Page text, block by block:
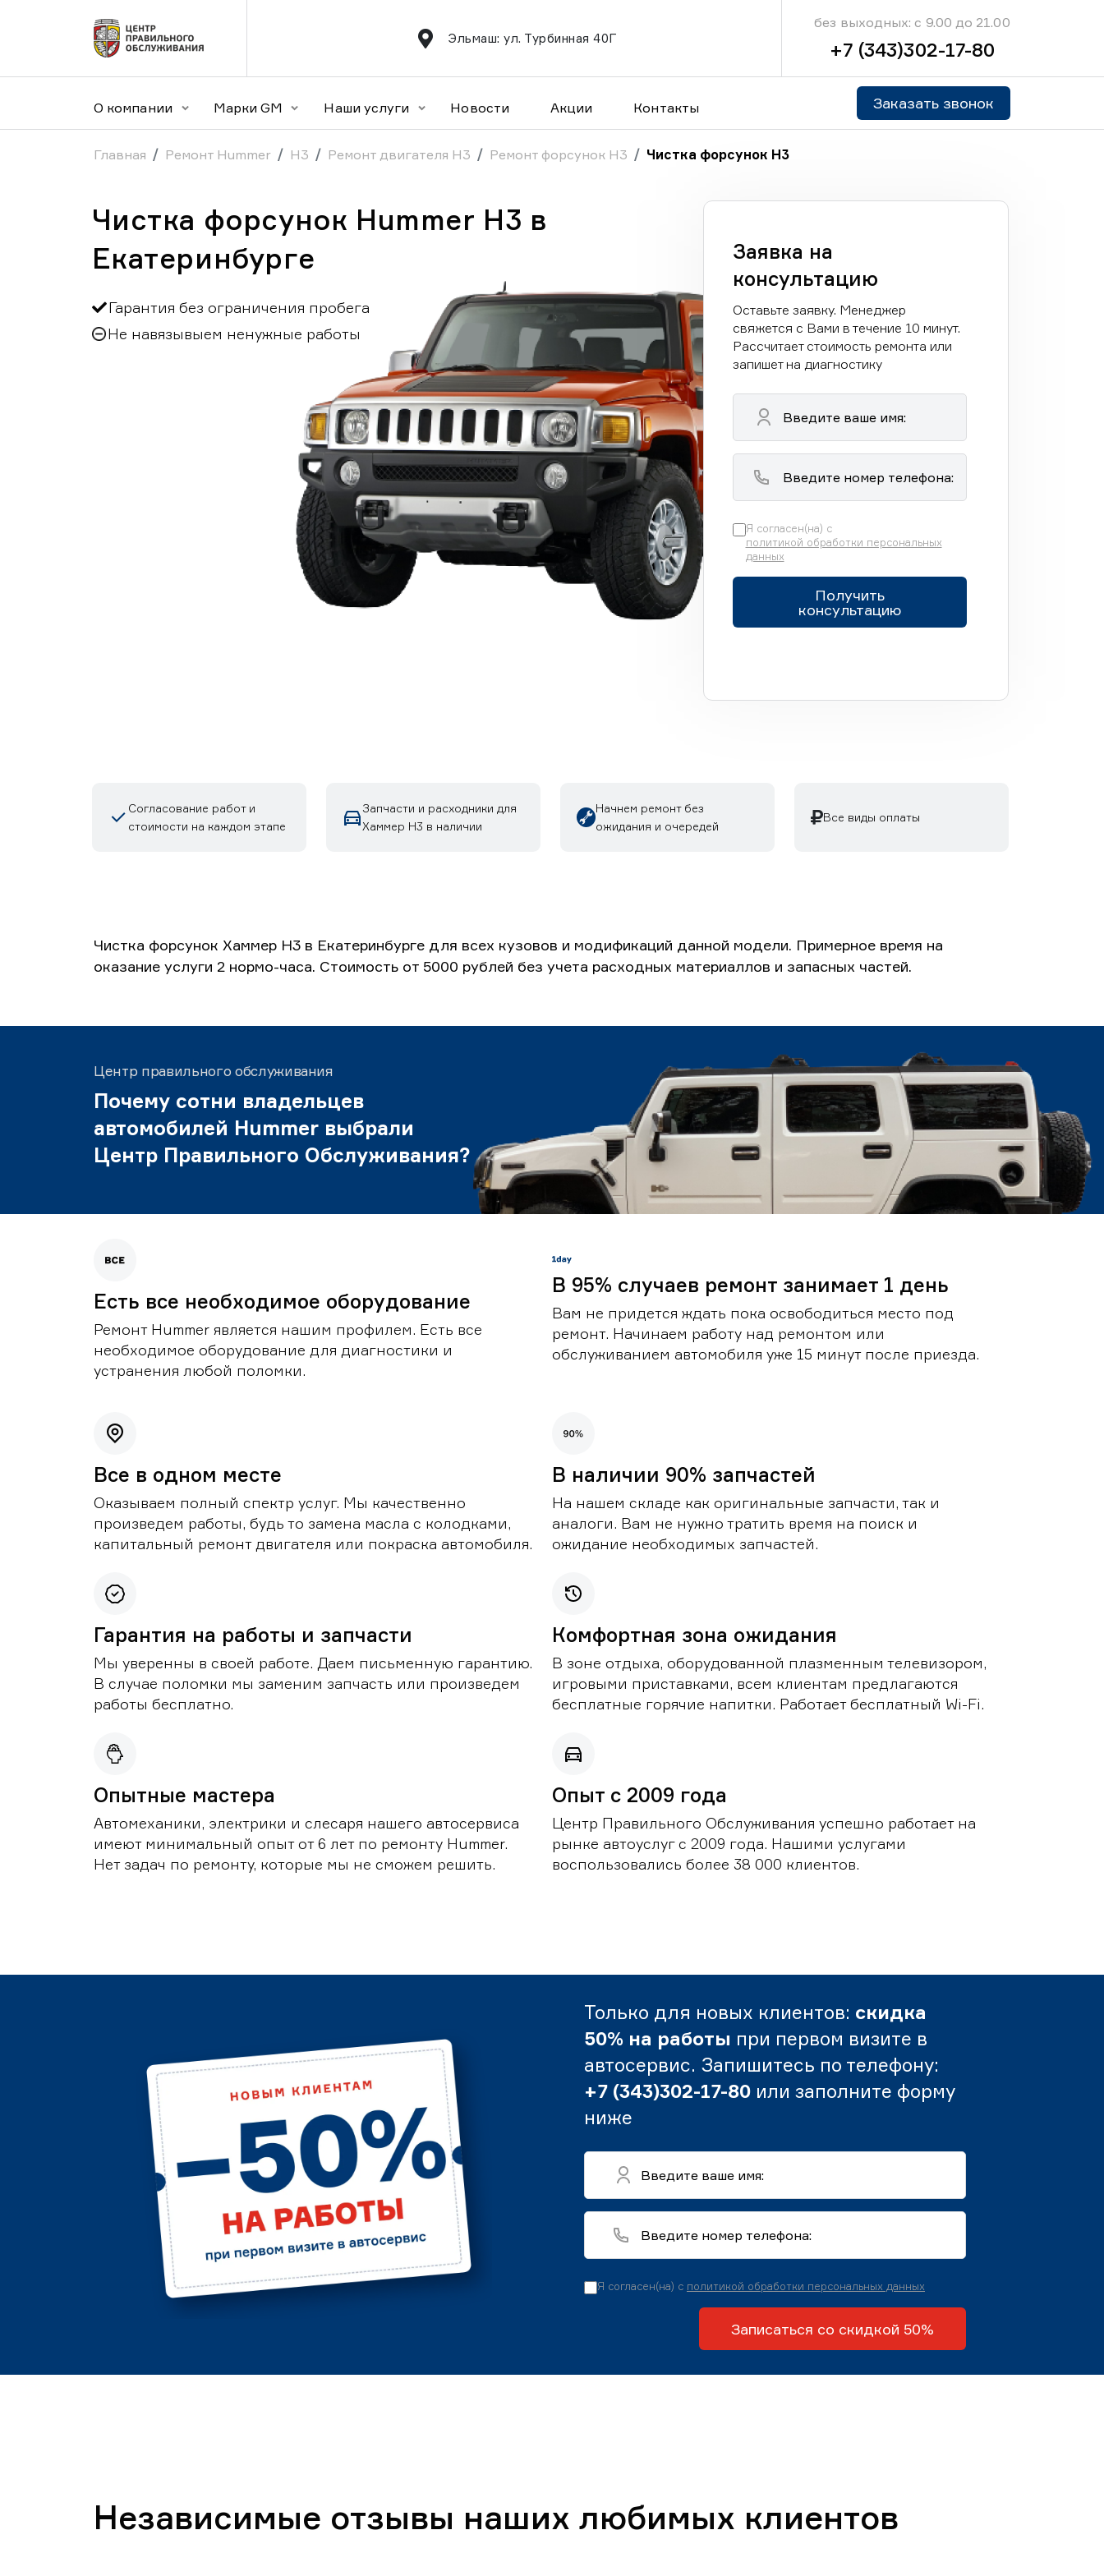
Эльмаш: ул. Турбинная 40Г
без выходных: с 9.00 до 21.00
+7 (343)302-17-80
О компании Марки GM Наши услуги Новости Акции Контакты Заказать звонок
Главная Ремонт Hummer H3 Ремонт двигателя H3 Ремонт форсунок H3 Чистка форсунок H3
Чистка форсунок Hummer H3 в
Екатеринбурге
Гарантия без ограничения пробега
Не навязывыем ненужные работы
Заявка на
консультацию
Оставьте заявку. Менеджер
свяжется с Вами в течение 10 минут.
Рассчитает стоимость ремонта или
запишет на диагностику
Я согласен(на) с
политикой обработки персональных
данных
Получить
консультацию
Согласование работ и
стоимости на каждом этапе
Запчасти и расходники для
Хаммер H3 в наличии
Начнем ремонт без
ожидания и очередей
Все виды оплаты
Чистка форсунок Хаммер H3 в Екатеринбурге для всех кузовов и модификаций данной модели. Примерное время на
оказание услуги 2 нормо-часа. Стоимость от 5000 рублей без учета расходных материаллов и запасных частей.
Центр правильного обслуживания
Почему сотни владельцев
автомобилей Hummer выбрали
Центр Правильного Обслуживания?
Есть все необходимое оборудование
Ремонт Hummer является нашим профилем. Есть все
необходимое оборудование для диагностики и
устранения любой поломки.
В 95% случаев ремонт занимает 1 день
Вам не придется ждать пока освободиться место под
ремонт. Начинаем работу над ремонтом или
обслуживанием автомобиля уже 15 минут после приезда.
Все в одном месте
Оказываем полный спектр услуг. Мы качественно
произведем работы, будь то замена масла с колодками,
капитальный ремонт двигателя или покраска автомобиля.
В наличии 90% запчастей
На нашем складе как оригинальные запчасти, так и
аналоги. Вам не нужно тратить время на поиск и
ожидание необходимых запчастей.
Гарантия на работы и запчасти
Мы уверенны в своей работе. Даем письменную гарантию.
В случае поломки мы заменим запчасть или произведем
работы бесплатно.
Комфортная зона ожидания
В зоне отдыха, оборудованной плазменным телевизором,
игровыми приставками, всем клиентам предлагаются
бесплатные горячие напитки. Работает бесплатный Wi-Fi.
Опытные мастера
Автомеханики, электрики и слесаря нашего автосервиса
имеют минимальный опыт от 6 лет по ремонту Hummer.
Нет задач по ремонту, которые мы не сможем решить.
Опыт с 2009 года
Центр Правильного Обслуживания успешно работает на
рынке автоуслуг с 2009 года. Нашими услугами
воспользовались более 38 000 клиентов.
Только для новых клиентов: скидка
50% на работы при первом визите в
автосервис. Запишитесь по телефону:
+7 (343)302-17-80 или заполните форму
ниже
Я согласен(на) с политикой обработки персональных данных
Записаться со скидкой 50%
Независимые отзывы наших любимых клиентов